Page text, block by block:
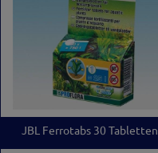
JBL Ferrotabs 30 Tabletten